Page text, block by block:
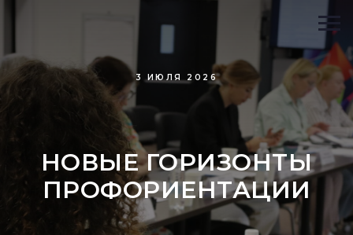
3 ИЮЛЯ 2026
НОВЫЕ ГОРИЗОНТЫ
ПРОФОРИЕНТАЦИИ